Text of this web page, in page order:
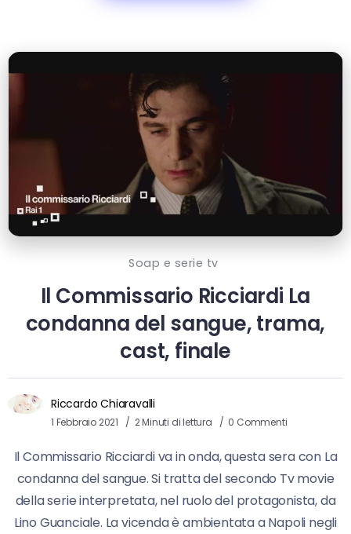
Soap e serie tv
Il Commissario Ricciardi La
condanna del sangue, trama,
cast, finale
Riccardo Chiaravalli
1 Febbraio 2021 2 Minuti di lettura 0 Commenti
Il Commissario Ricciardi va in onda, questa sera con La
condanna del sangue. Si tratta del secondo Tv movie
della serie interpretata, nel ruolo del protagonista, da
Lino Guanciale. La vicenda è ambientata a Napoli negli